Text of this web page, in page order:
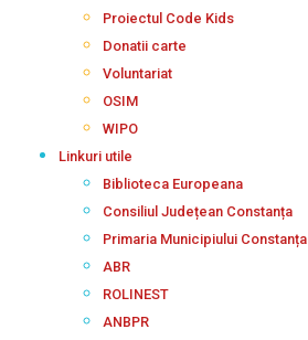
Proiectul Code Kids
Donatii carte
Voluntariat
OSIM
WIPO
Linkuri utile
Biblioteca Europeana
Consiliul Județean Constanța
Primaria Municipiului Constanța
ABR
ROLINEST
ANBPR